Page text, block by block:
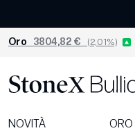
Oro 3804,82 € (2,01%)
NOVITÀ ORO